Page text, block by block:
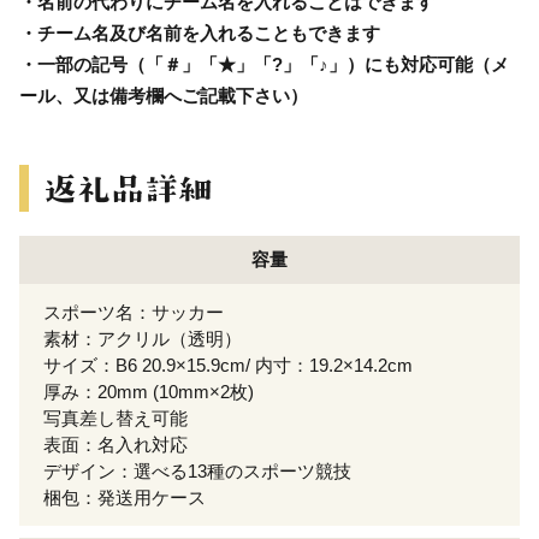
・チーム名及び名前を入れることもできます
・一部の記号（「＃」「★」「?」「♪」）にも対応可能（メ
ール、又は備考欄へご記載下さい）
容量
スポーツ名：サッカー
素材：アクリル（透明）
サイズ：B6 20.9×15.9cm/ 内寸：19.2×14.2cm
厚み：20mm (10mm×2枚)
写真差し替え可能
表面：名入れ対応
デザイン：選べる13種のスポーツ競技
梱包：発送用ケース